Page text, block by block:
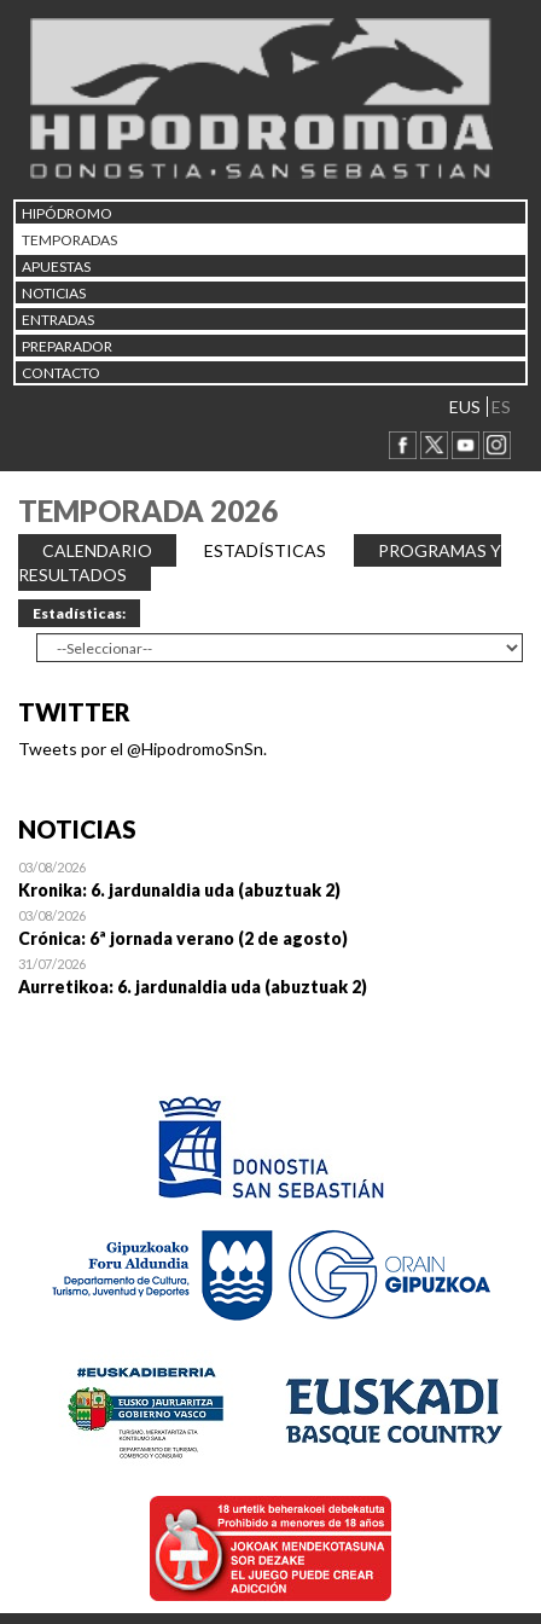
HIPÓDROMO
TEMPORADAS
APUESTAS
NOTICIAS
ENTRADAS
PREPARADOR
CONTACTO
EUS ES
TEMPORADA 2026
CALENDARIO ESTADÍSTICAS
PROGRAMAS Y
RESULTADOS
Estadísticas:
TWITTER
Tweets por el @HipodromoSnSn.
NOTICIAS
03/08/2026
Kronika: 6. jardunaldia uda (abuztuak 2)
03/08/2026
Crónica: 6ª jornada verano (2 de agosto)
31/07/2026
Aurretikoa: 6. jardunaldia uda (abuztuak 2)